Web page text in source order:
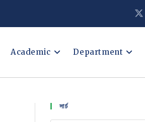
Academic Department
সার্চ